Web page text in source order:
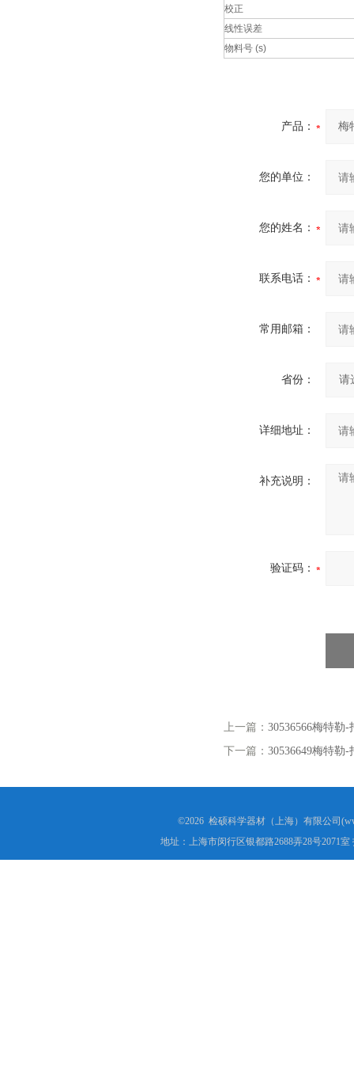
校正
线性误差
物料号 (s)
产品：
您的单位：
您的姓名：
联系电话：
常用邮箱：
省份：
详细地址：
补充说明：
验证码：
上一篇： 30536566梅特勒
下一篇： 30536649梅特勒
©2026 检硕科学器材（上海）有限公司
地址：上海市闵行区银都路2688弄28号2071室